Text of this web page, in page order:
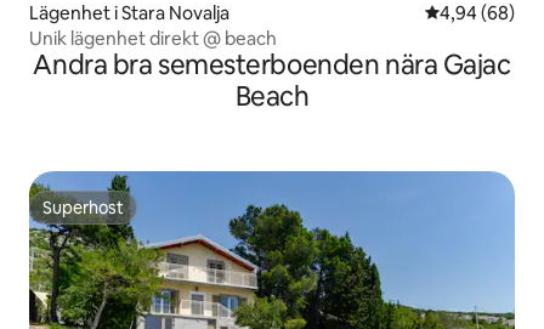
Lägenhet i Stara Novalja 4,94 av 5 i
4,94 (68)
Unik lägenhet direkt @ beach
Andra bra semesterboenden nära Gajac
Beach
Superhost
Superhost